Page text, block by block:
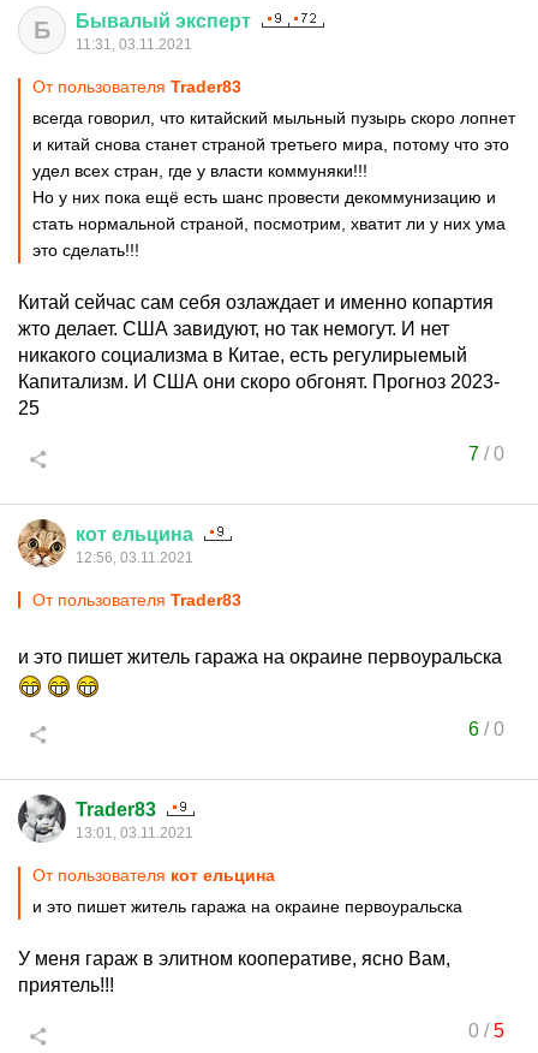
Б Бывалый эксперт
11:31, 03.11.2021
От пользователя Trader83
всегда говорил, что китайский мыльный пузырь скоро лопнет
и китай снова станет страной третьего мира, потому что это
удел всех стран, где у власти коммуняки!!!
Но у них пока ещё есть шанс провести декоммунизацию и
стать нормальной страной, посмотрим, хватит ли у них ума
это сделать!!!
Китай сейчас сам себя озлаждает и именно копартия
жто делает. США завидуют, но так немогут. И нет
никакого социализма в Китае, есть регулирыемый
Капитализм. И США они скоро обгонят. Прогноз 2023-
25
7/0
кот ельцина
12:56, 03.11.2021
От пользователя Trader83
и это пишет житель гаража на окраине первоуральска
6/0
Trader83
13:01, 03.11.2021
От пользователя кот ельцина
и это пишет житель гаража на окраине первоуральска
У меня гараж в элитном кооперативе, ясно Вам,
приятель!!!
0/5